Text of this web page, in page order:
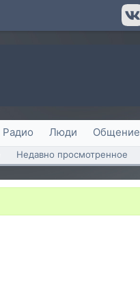
Радио Люди Общение
Недавно просмотренное